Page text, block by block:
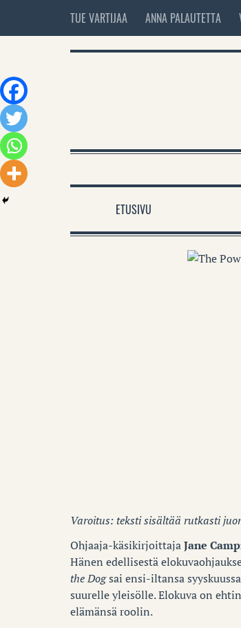
TUE VARTIJAA ANNA PALAUTETTA
ETUSIVU
Varoitus: teksti sisältää rutkasti
Ohjaaja-käsikirjoittajaJane
Hänen edellisestä
the Dogsai ensi-iltansa
suurelle yleisölle. Elokuva on
elämänsä roolin.